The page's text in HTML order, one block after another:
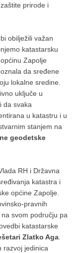
prirode i
obilježili važan
katastarsku
Zapolje
da sređene
lokalne sredine.
uključe u
da svaka
u katastru i u
stanjem na
geodetske
RH i Državna
katastra i
općine Zapolje.
pravnih
svom području pa
katastarske
Zlatko Aga
razvoj jedinica